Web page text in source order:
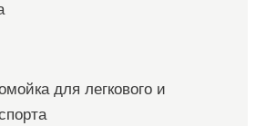
для легкового и